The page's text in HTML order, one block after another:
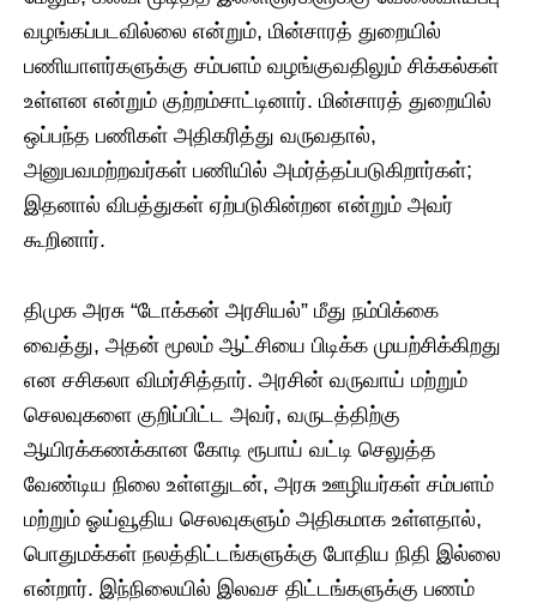
வழங்கப்படவில்லை என்றும், மின்சாரத் துறையில்
பணியாளர்களுக்கு சம்பளம் வழங்குவதிலும் சிக்கல்கள்
உள்ளன என்றும் குற்றம்சாட்டினார். மின்சாரத் துறையில்
ஒப்பந்த பணிகள் அதிகரித்து வருவதால்,
அனுபவமற்றவர்கள் பணியில் அமர்த்தப்படுகிறார்கள்;
இதனால் விபத்துகள் ஏற்படுகின்றன என்றும் அவர்
கூறினார்.
திமுக அரசு “டோக்கன் அரசியல்” மீது நம்பிக்கை
வைத்து, அதன் மூலம் ஆட்சியை பிடிக்க முயற்சிக்கிறது
என சசிகலா விமர்சித்தார். அரசின் வருவாய் மற்றும்
செலவுகளை குறிப்பிட்ட அவர், வருடத்திற்கு
ஆயிரக்கணக்கான கோடி ரூபாய் வட்டி செலுத்த
வேண்டிய நிலை உள்ளதுடன், அரசு ஊழியர்கள் சம்பளம்
மற்றும் ஓய்வூதிய செலவுகளும் அதிகமாக உள்ளதால்,
பொதுமக்கள் நலத்திட்டங்களுக்கு போதிய நிதி இல்லை
என்றார். இந்நிலையில் இலவச திட்டங்களுக்கு பணம்